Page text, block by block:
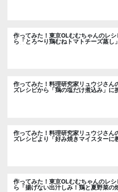
作ってみた！東京OLむむちゃんのレシ
ら「とろ〜り鶏むねトマトチーズ蒸し
挑戦
作ってみた！料理研究家リュウジさん
ズレシピから「鶏の塩だけ煮込み」に
作ってみた！料理研究家リュウジさん
ズレシピより「好み焼きマイスターに
るお好み焼」に挑戦。
作ってみた！東京OLむむちゃんのレシ
ら「揚げない出汁しみ！鶏と夏野菜の